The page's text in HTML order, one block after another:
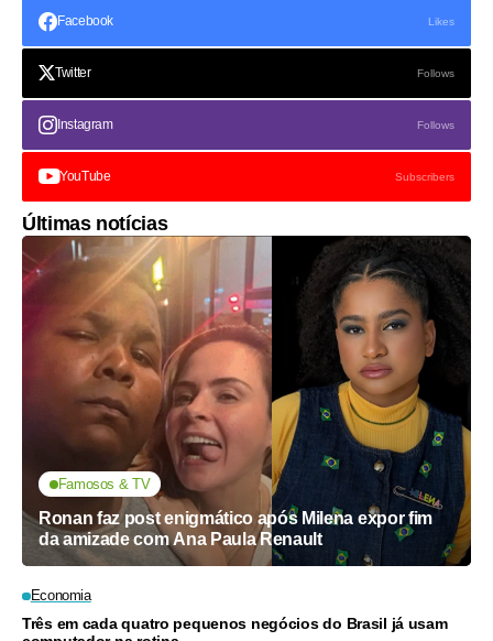
Facebook Likes
Twitter Follows
Instagram Follows
YouTube Subscribers
Últimas notícias
Famosos & TV
Ronan faz post enigmático após Milena expor fim
da amizade com Ana Paula Renault
Economia
Três em cada quatro pequenos negócios do Brasil já usam